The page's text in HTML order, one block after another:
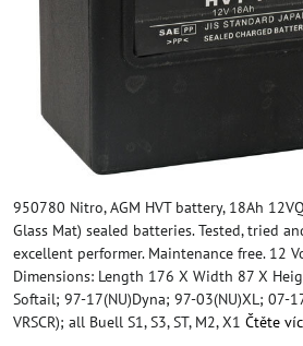
950780 Nitro, AGM HVT battery, 18Ah
Glass Mat) sealed batteries. Tested, tried
excellent performer. Maintenance free. 12
Dimensions: Length 176 X Width 87 X
Softail; 97-17(NU)Dyna; 97-03(NU)XL; 07-
VRSCR); all Buell S1, S3, ST, M2, X1 Čtěte